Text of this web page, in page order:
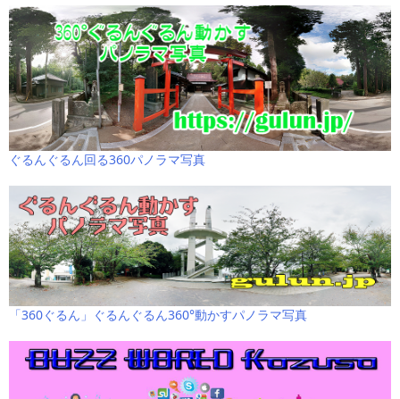
ぐるんぐるん回る360パノラマ写真
「360ぐるん」ぐるんぐるん360°動かすパノラマ写真